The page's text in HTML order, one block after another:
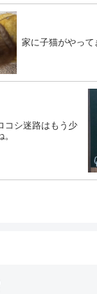
家に子猫がやって
コシ迷路はもう少